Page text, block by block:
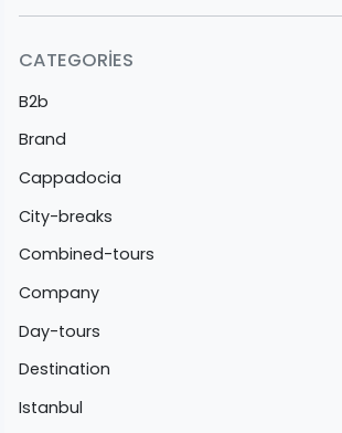
CATEGORIES
B2b
Brand
Cappadocia
City-breaks
Combined-tours
Company
Day-tours
Destination
Istanbul